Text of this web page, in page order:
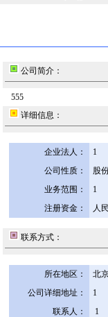
公司简介：
555
详细信息：
企业法人：
1
公司性质：
股
业务范围：
1
注册资金：
人
联系方式：
所在地区：
北
公司详细地址：
1
联系人：
1